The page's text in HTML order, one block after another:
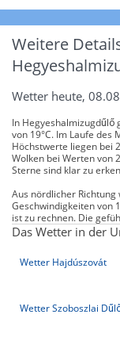
Weitere
Wetter heute,
In Hegyeshalmizugdűlő
von 19°C. Im Laufe des
Höchstwerte liegen bei
Wolken bei Werten von
Sterne sind klar zu
Aus nördlicher
Geschwindigkeiten von
ist zu rechnen. Die
Das Wetter in der
Wetter Hajdúszovát
Wetter Szoboszlai